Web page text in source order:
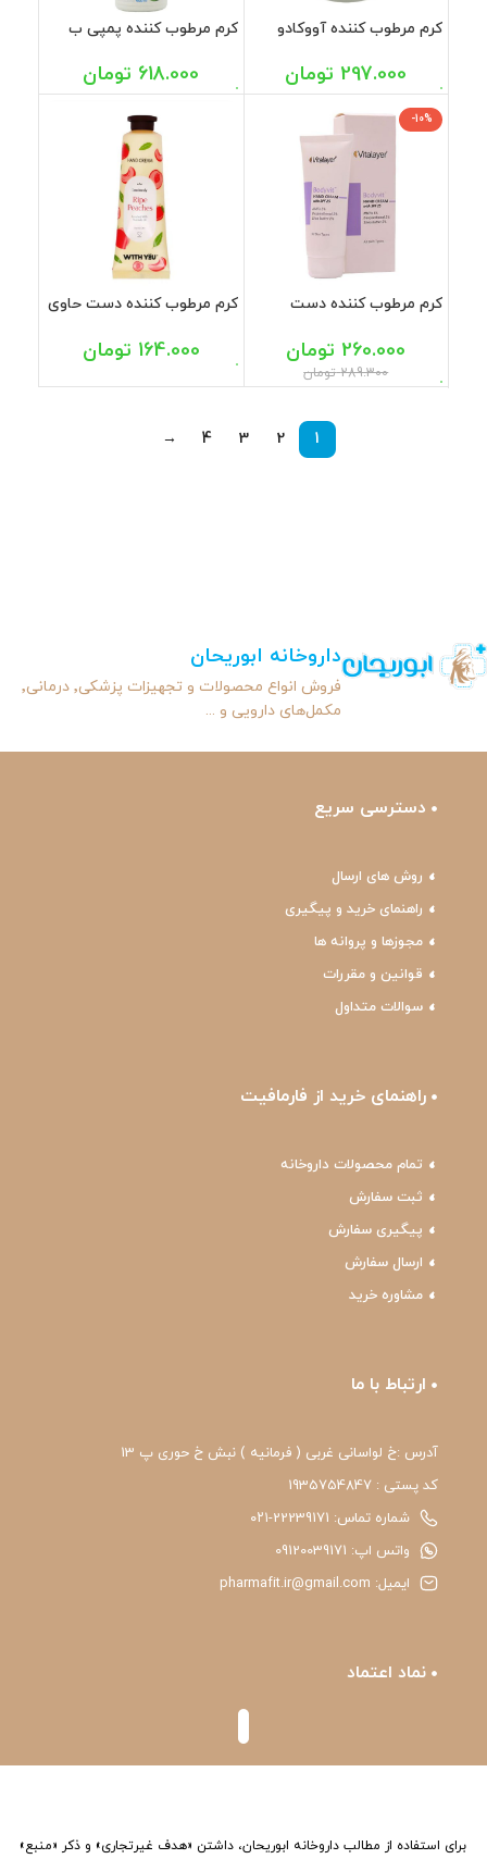
کرم مرطوب کننده آووکادو
297.000 تومان
کرم مرطوب کننده پمپی ب
خشک کامان 400 میل
618.000 تومان
-10%
کرم مرطوب کننده دست
289.300 تومان
260.000 تومان
کرم مرطوب کننده دست حاوی
ویت یو 50 میل164.000 تومان
1
2
3
4
→
داروخانه ابوریحان
فروش انواع محصولات و تجهیزات پزشکی٬ درمانی٬
مکمل‌های دارویی و ...
دسترسی سریع
روش های ارسال
راهنمای خرید و پیگیری
مجوزها و پروانه ها
قوانین و مقررات
سوالات متداول
راهنمای خرید از فارمافیت
تمام محصولات داروخانه
ثبت سفارش
پیگیری سفارش
ارسال سفارش
مشاوره خرید
ارتباط با ما
آدرس :خ لواسانی غربی ( فرمانیه ) نبش خ حوری پ 13
کد پستی : 1935754847
شماره تماس: 22239171-۰۲۱
واتس اپ: 09120039171
ایمیل: pharmafit.ir@gmail.com
نماد اعتماد
برای استفاده از مطالب داروخانه ابوریحان، داشتن «هدف غیرتجاری» و ذکر «منبع»